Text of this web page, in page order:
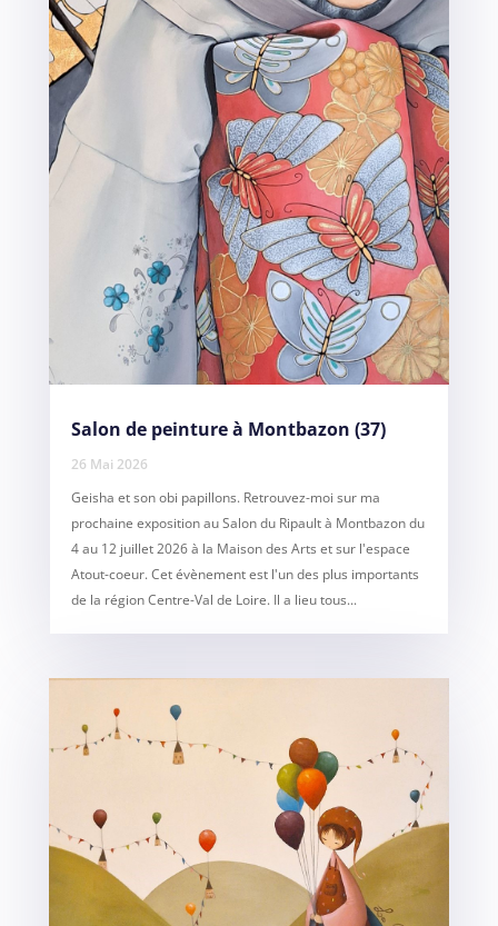
Salon de peinture à Montbazon (37)
26 Mai 2026
Geisha et son obi papillons. Retrouvez-moi sur ma
prochaine exposition au Salon du Ripault à Montbazon du
4 au 12 juillet 2026 à la Maison des Arts et sur l'espace
Atout-coeur. Cet évènement est l'un des plus importants
de la région Centre-Val de Loire. Il a lieu tous...